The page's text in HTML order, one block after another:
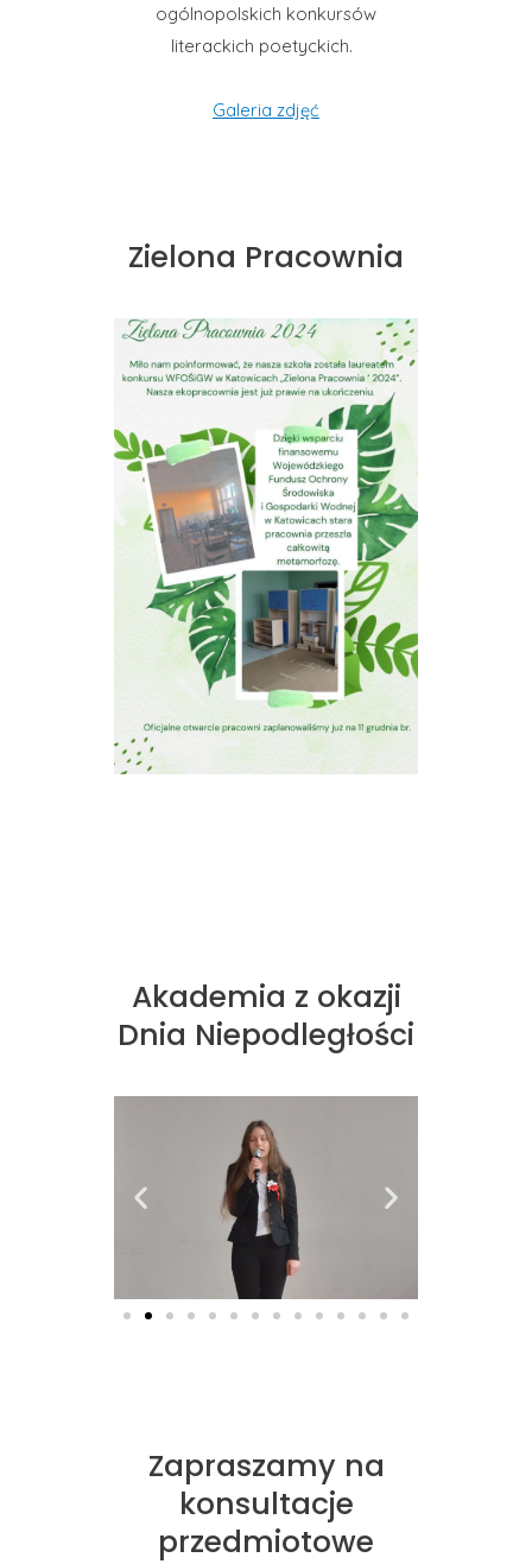
ogólnopolskich konkursów
literackich poetyckich.
Galeria zdjęć
Zielona Pracownia
Akademia z okazji
Dnia Niepodległości
Zapraszamy na
konsultacje
przedmiotowe